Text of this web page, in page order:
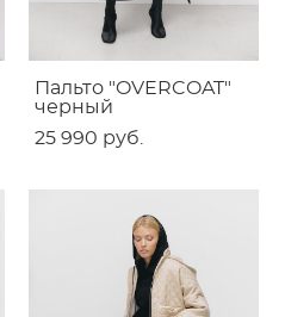
Пальто "OVERCOAT"
черный
25 990 pуб.